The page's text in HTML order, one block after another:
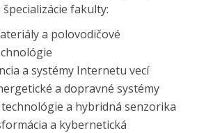
fakulty:
a polovodičové
a systémy Internetu vecí
a dopravné systémy
a hybridná senzorika
a kybernetická